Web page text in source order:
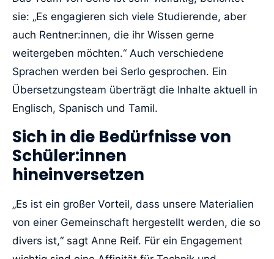
sie: „Es engagieren sich viele Studierende, aber
auch Rentner:innen, die ihr Wissen gerne
weitergeben möchten.“ Auch verschiedene
Sprachen werden bei Serlo gesprochen. Ein
Übersetzungsteam überträgt die Inhalte aktuell in
Englisch, Spanisch und Tamil.
Sich in die Bedürfnisse von
Schüler:innen
hineinversetzen
„Es ist ein großer Vorteil, dass unsere Materialien
von einer Gemeinschaft hergestellt werden, die so
divers ist,“ sagt Anne Reif. Für ein Engagement